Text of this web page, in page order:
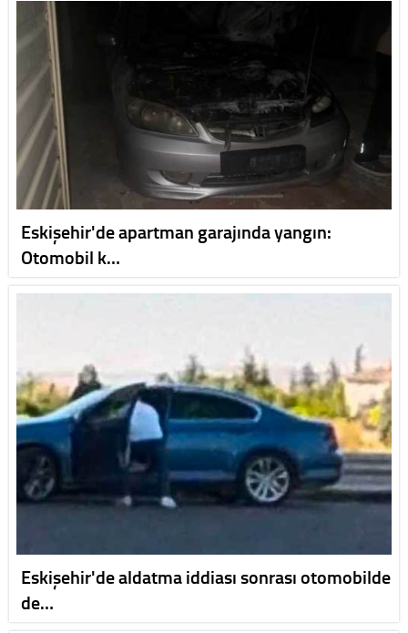
Eskişehir'de apartman garajında yangın:
Otomobil k…
Eskişehir'de aldatma iddiası sonrası otomobilde
de…